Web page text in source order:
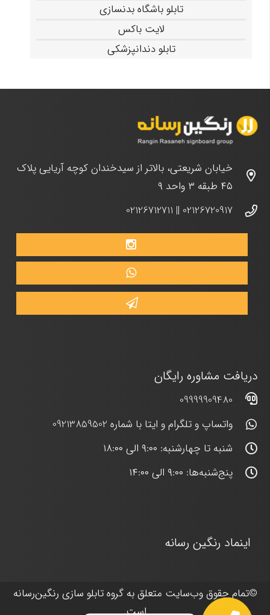
تابلو باشگاه بدنسازی
لایت باکس
تابلو دندانپزشکی
خیابان شریعتی، بالاتر از سیدخندان کوچه آریایی پلاک
۴۵ طبقه ۳ واحد ۹
02126720917
||
02126712711
دریافت مشاوره رایگان
09999909480
واتساپ و تلگرام و ایتا با شماره 09213859502
شنبه تا چهارشنبه: ۹:۰۰ الی ۱۸:۰۰
پنج‌شنبه‌ها: ۹:۰۰ الی ۱۴:۰۰
اینماد رنگین رسانه
©تمام حقوق وب‌سایت متعلق به گروهتابلو سازی رنگین‌رسانه
است.